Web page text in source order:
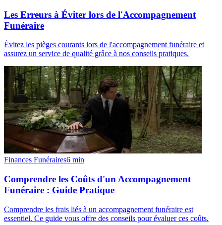
Les Erreurs à Éviter lors de l'Accompagnement
Funéraire
Évitez les pièges courants lors de l'accompagnement funéraire et
assurez un service de qualité grâce à nos conseils pratiques.
Finances Funéraires6 min
Comprendre les Coûts d'un Accompagnement
Funéraire : Guide Pratique
Comprendre les frais liés à un accompagnement funéraire est
essentiel. Ce guide vous offre des conseils pour évaluer ces coûts.